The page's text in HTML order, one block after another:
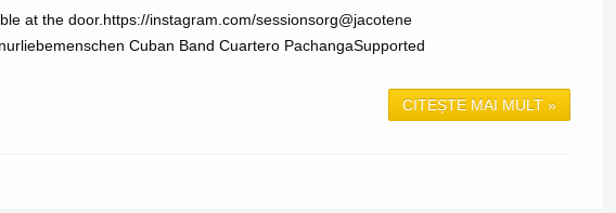
at the door.https://instagram.com/sessionsorg@jacotene
Cuban Band Cuartero PachangaSupported
CITEȘTE MAI MULT »